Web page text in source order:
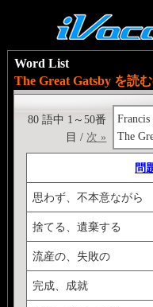
Word List
The Great Gatsby を読
The
80 語中 1～50番
目 / 次 »
問
思わず、不本意ながら
捨てる、遺棄する
流産の、失敗の
完成、成就